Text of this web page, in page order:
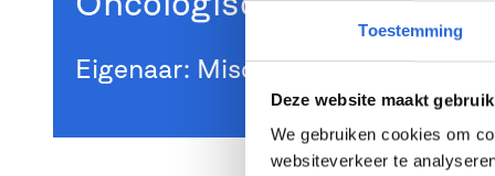
Toestemming
Deze website maakt
We gebruiken cookies om
websiteverkeer te
Eigenaar: Mischa Nagel’s